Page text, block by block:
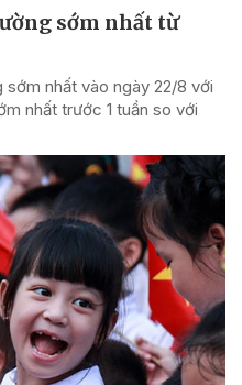
sớm nhất từ
nhất vào ngày 22/8 với
nhất trước 1 tuần so với